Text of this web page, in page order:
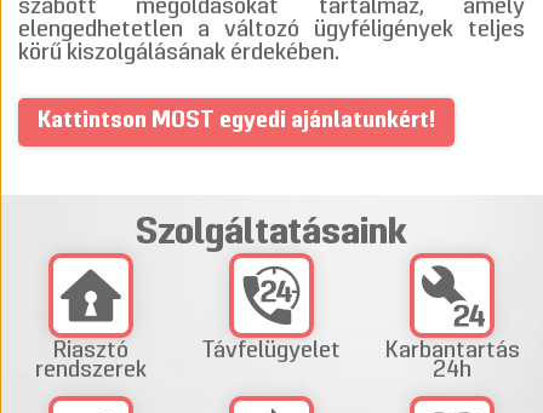
szabott megoldásokat tartalmaz, amely
elengedhetetlen a változó ügyféligények teljes
körű kiszolgálásának érdekében.
Kattintson MOST egyedi ajánlatunkért!
Szolgáltatásaink
Riasztó
rendszerek
Távfelügyelet
Karbantartás
24h